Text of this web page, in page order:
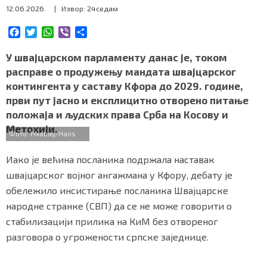
12.06.2026. | Извор: 24седам
c
e
b
o
o
k
i
t
t
e
r
W
a
t
s
A
p
p
b
e
r
a
r
e
У швајцарском парламенту данас је, током
расправе о продужењу мандата швајцарског
контингента у саставу Кфора до 2029. године,
први пут јасно и експлицитно отворено питање
положаја и људских права Срба на Косову и
Метохији.
Фото: Pixabay/Hans
Иако је већина посланика подржала наставак
швајцарског војног ангажмана у Кфору, дебату је
обележило инсистирање посланика Швајцарске
народне странке (СВП) да се не може говорити о
стабилизацији прилика на КиМ без отвореног
разговора о угрожености српске заједнице.
ЗЕЛЕНИ ГРАД
ВИДЕО
СПЕЦИЈАЛИ
БЛОГ
СРБИЈА
СВЕТ
ЖИВОТ И СТИЛ
БИЗНИС